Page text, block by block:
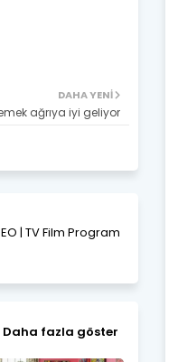
DAHA YENI
ağrıya iyi geliyor
| TV Film Program
Daha fazla göster